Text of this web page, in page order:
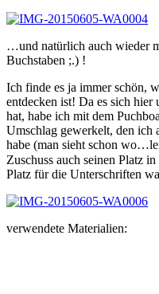
…und natürlich auch wieder
Buchstaben ;.) !
Ich finde es ja immer schön,
entdecken ist! Da es sich hier
hat, habe ich mit dem
Umschlag gewerkelt, den ich
habe (man sieht schon
Zuschuss auch seinen Platz
Platz für die Unterschriften
verwendete Materialien: